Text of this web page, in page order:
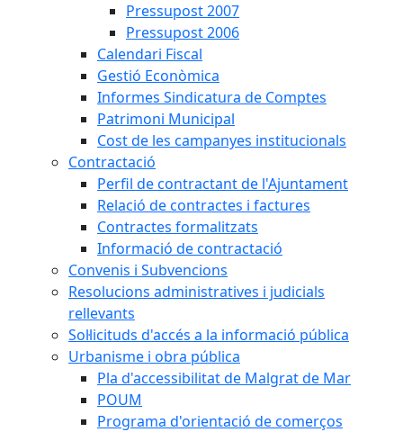
Pressupost 2007
Pressupost 2006
Calendari Fiscal
Gestió Econòmica
Informes Sindicatura de Comptes
Patrimoni Municipal
Cost de les campanyes institucionals
Contractació
Perfil de contractant de l'Ajuntament
Relació de contractes i factures
Contractes formalitzats
Informació de contractació
Convenis i Subvencions
Resolucions administratives i judicials
rellevants
Sol·licituds d'accés a la informació pública
Urbanisme i obra pública
Pla d'accessibilitat de Malgrat de Mar
POUM
Programa d'orientació de comerços